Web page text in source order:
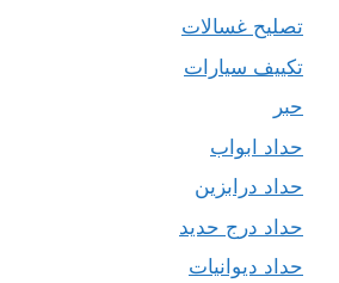
تصليح غسالات
تكييف سيارات
حبر
حداد ابواب
حداد درابزين
حداد درج حديد
حداد ديوانيات